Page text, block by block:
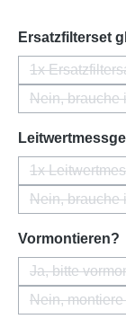
Ersatzfilterset
1x
Nein, brauche
1x
Nein, brauche
Vormontieren?
Ja, bitte
Nein,